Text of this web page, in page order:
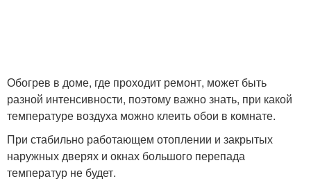
Обогрев в доме, где проходит ремонт, может быть
разной интенсивности, поэтому важно знать, при какой
температуре воздуха можно клеить обои в комнате.
При стабильно работающем отоплении и закрытых
наружных дверях и окнах большого перепада
температур не будет.